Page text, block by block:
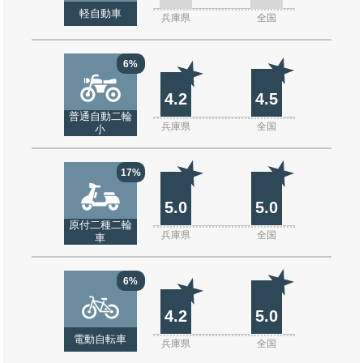
軽自動車 兵庫県 全国
6%
普通自動二輪
小
4.2 4.5
兵庫県 全国
17%
原付二種二輪
車
5.0 5.0
兵庫県 全国
6%
電動自転車
4.2 5.0
兵庫県 全国